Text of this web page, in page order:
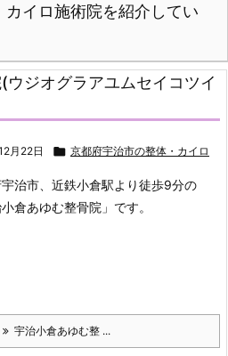
イロ施術院を紹介してい
ジオグラアユムセイコツイ
月22日  京都府宇治市の整体・カイロ
治市、近鉄小倉駅より徒歩9分の
小倉あゆむ整骨院」です。
宇治小倉あゆむ整 ...